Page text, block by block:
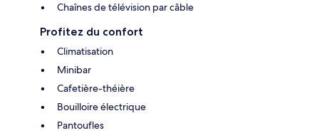
Chaînes de télévision par câble
Profitez du confort
Climatisation
Minibar
Cafetière-théière
Bouilloire électrique
Pantoufles